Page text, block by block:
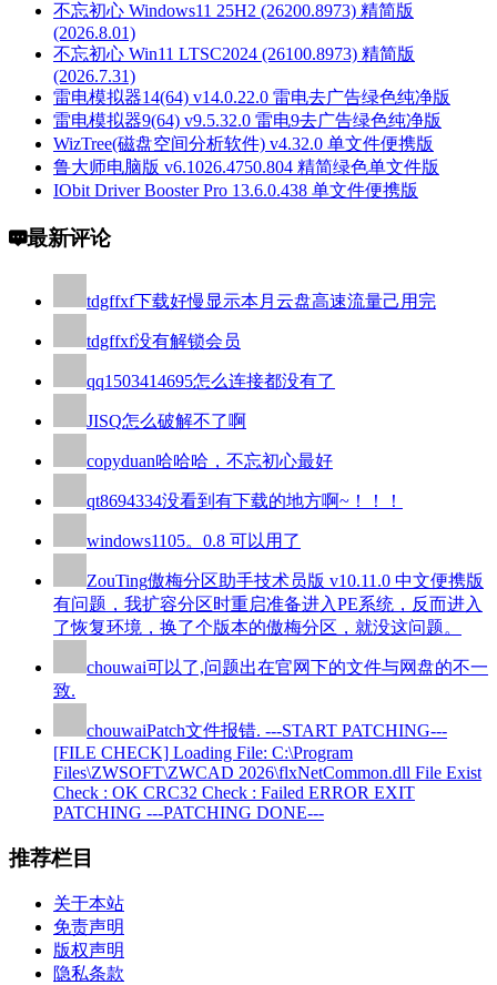
不忘初心 Windows11 25H2 (26200.8973) 精简版
(2026.8.01)
不忘初心 Win11 LTSC2024 (26100.8973) 精简版
(2026.7.31)
雷电模拟器14(64) v14.0.22.0 雷电去广告绿色纯净版
雷电模拟器9(64) v9.5.32.0 雷电9去广告绿色纯净版
WizTree(磁盘空间分析软件) v4.32.0 单文件便携版
鲁大师电脑版 v6.1026.4750.804 精简绿色单文件版
IObit Driver Booster Pro 13.6.0.438 单文件便携版
最新评论
tdgffxf下载好慢显示本月云盘高速流量己用完
tdgffxf没有解锁会员
qq1503414695怎么连接都没有了
JISQ怎么破解不了啊
copyduan哈哈哈，不忘初心最好
qt8694334没看到有下载的地方啊~！！！
windows1105。0.8 可以用了
ZouTing傲梅分区助手技术员版 v10.11.0 中文便携版
有问题，我扩容分区时重启准备进入PE系统，反而进入
了恢复环境，换了个版本的傲梅分区，就没这问题。
chouwai可以了,问题出在官网下的文件与网盘的不一
致.
chouwaiPatch文件报错. ---START PATCHING---
[FILE CHECK] Loading File: C:\Program
Files\ZWSOFT\ZWCAD 2026\flxNetCommon.dll File Exist
Check : OK CRC32 Check : Failed ERROR EXIT
PATCHING ---PATCHING DONE---
推荐栏目
关于本站
免责声明
版权声明
隐私条款